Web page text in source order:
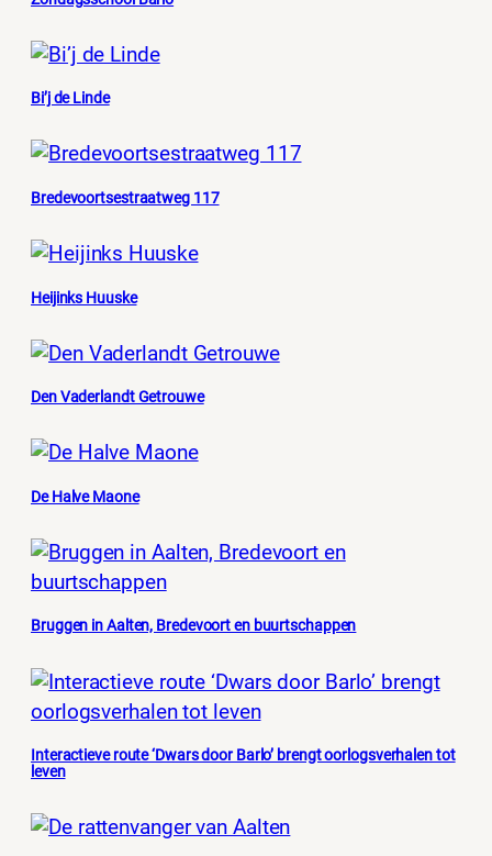
Bi’j de Linde
Bredevoortsestraatweg 117
Heijinks Huuske
Den Vaderlandt Getrouwe
De Halve Maone
Bruggen in Aalten, Bredevoort en buurtschappen
Interactieve route ‘Dwars door Barlo’ brengt oorlogsverhalen tot
leven